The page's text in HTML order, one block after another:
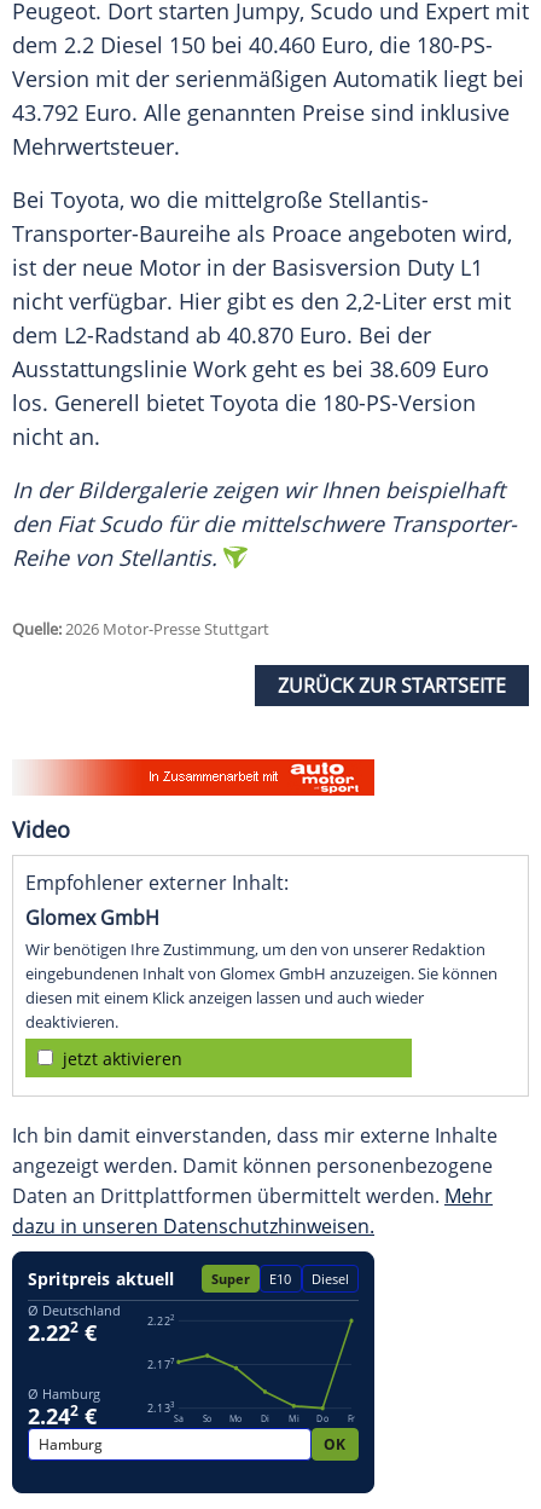
Peugeot. Dort starten Jumpy, Scudo und Expert mit
dem 2.2 Diesel 150 bei 40.460 Euro, die 180-PS-
Version mit der serienmäßigen Automatik liegt bei
43.792 Euro. Alle genannten Preise sind inklusive
Mehrwertsteuer.
Bei Toyota, wo die mittelgroße Stellantis-
Transporter-Baureihe als Proace angeboten wird,
ist der neue Motor in der Basisversion Duty L1
nicht verfügbar. Hier gibt es den 2,2-Liter erst mit
dem L2-Radstand ab 40.870 Euro. Bei der
Ausstattungslinie Work geht es bei 38.609 Euro
los. Generell bietet Toyota die 180-PS-Version
nicht an.
In der Bildergalerie zeigen wir Ihnen beispielhaft
den Fiat Scudo für die mittelschwere Transporter-
Reihe von Stellantis.
Quelle:2026 Motor-Presse Stuttgart
ZURÜCK ZUR STARTSEITE
Video
Empfohlener externer Inhalt:
Glomex GmbH
Wir benötigen Ihre Zustimmung, um den von unserer Redaktion
eingebundenen Inhalt von Glomex GmbH anzuzeigen. Sie können
diesen mit einem Klick anzeigen lassen und auch wieder
deaktivieren.
jetzt aktivieren
Ich bin damit einverstanden, dass mir externe Inhalte
angezeigt werden. Damit können personenbezogene
Daten an Drittplattformen übermittelt werden. Mehr
dazu in unseren Datenschutzhinweisen.